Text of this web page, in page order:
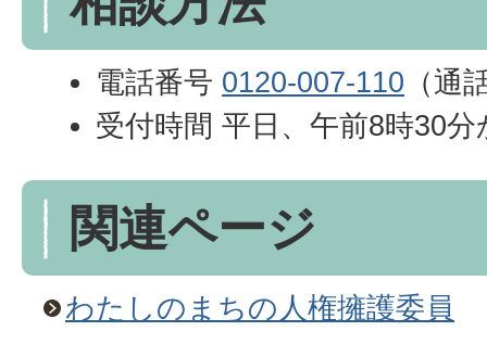
電話番号 0120-007-110 （通
受付時間 平日、午前8時30
関連ページ
わたしのまちの人権擁護委員